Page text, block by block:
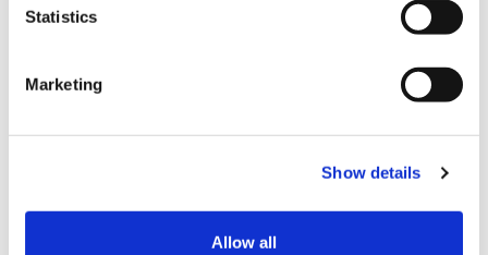
Statistics
Marketing
Show details
Allow all
信用卡
Master信用卡
JCB信用卡
Diners信用卡